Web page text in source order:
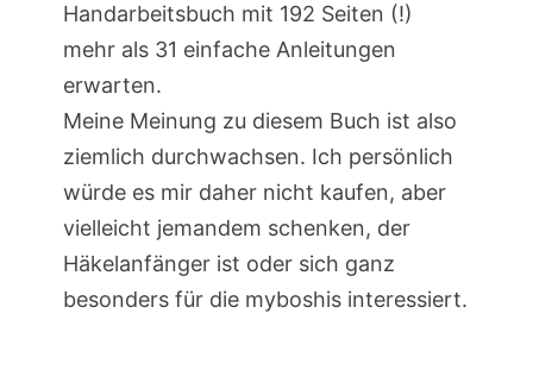
Handarbeitsbuch mit 192 Seiten (!)
mehr als 31 einfache Anleitungen
erwarten.
Meine Meinung zu diesem Buch ist also
ziemlich durchwachsen. Ich persönlich
würde es mir daher nicht kaufen, aber
vielleicht jemandem schenken, der
Häkelanfänger ist oder sich ganz
besonders für die myboshis interessiert.